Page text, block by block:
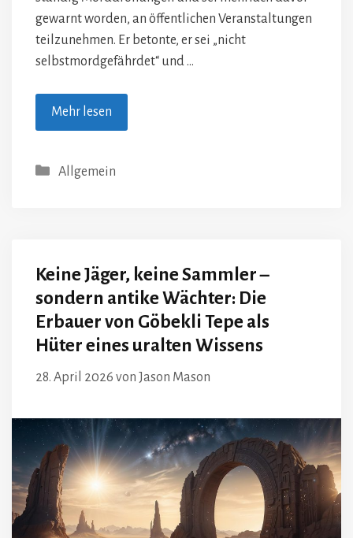
gewarnt worden, an öffentlichen Veranstaltungen
teilzunehmen. Er betonte, er sei „nicht
selbstmordgefährdet“ und …
Mehr lesen
Kategorien
Allgemein
Keine Jäger, keine Sammler –
sondern antike Wächter: Die
Erbauer von Göbekli Tepe als
Hüter eines uralten Wissens
28. April 2026 von Jason Mason